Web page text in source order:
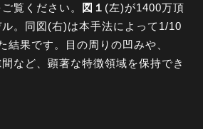
覧ください。 図１ (左)が1400万頂
。同図(右)は本手法によって1/10
結果です。目の周りの凹みや、
など、顕著な特徴領域を保持でき